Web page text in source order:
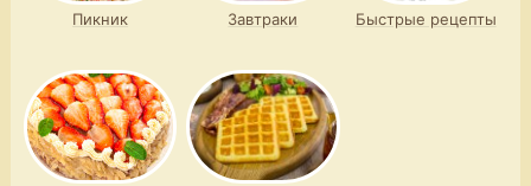
Пикник Завтраки Быстрые рецепты